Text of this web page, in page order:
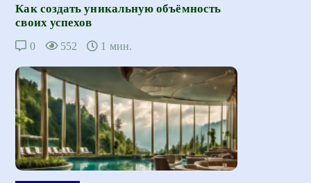
Как создать уникальную объёмность
своих успехов
0 552 1 мин.